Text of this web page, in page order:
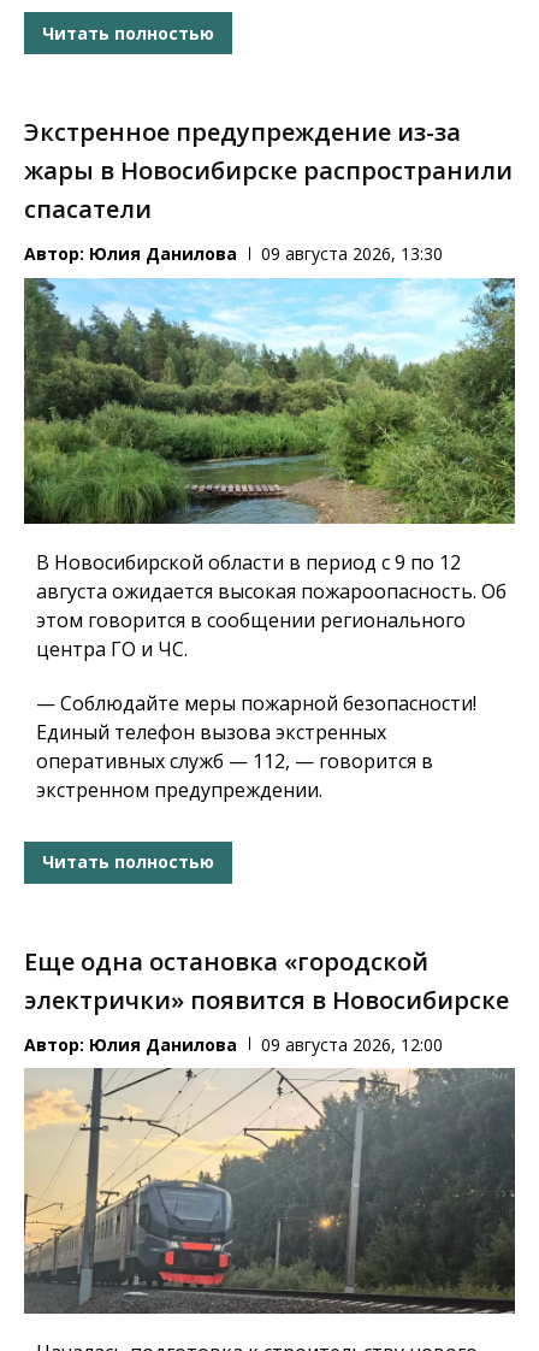
Читать полностью
Экстренное предупреждение из-за
жары в Новосибирске распространили
спасатели
Автор: Юлия Данилова 09 августа 2026, 13:30
В Новосибирской области в период с 9 по 12
августа ожидается высокая пожароопасность. Об
этом говорится в сообщении регионального
центра ГО и ЧС.
— Соблюдайте меры пожарной безопасности!
Единый телефон вызова экстренных
оперативных служб — 112, — говорится в
экстренном предупреждении.
Читать полностью
Еще одна остановка «городской
электрички» появится в Новосибирске
Автор: Юлия Данилова 09 августа 2026, 12:00